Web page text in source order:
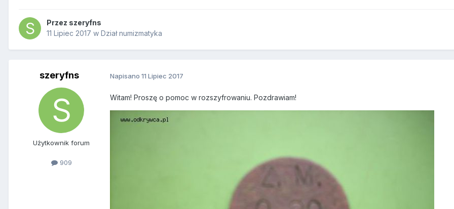
Przez szeryfns
11 Lipiec 2017 w Dział numizmatyka
szeryfns
Użytkownik forum
909
Napisano 11 Lipiec 2017
Witam! Proszę o pomoc w rozszyfrowaniu. Pozdrawiam!